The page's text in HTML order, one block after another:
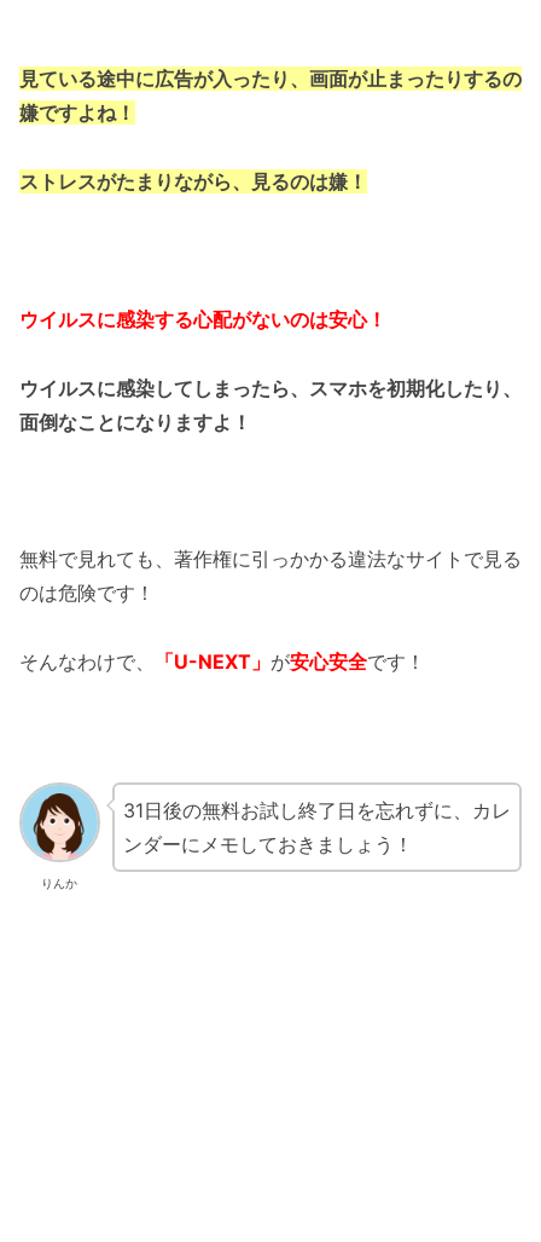
見ている途中に広告が入ったり、画面が止まったりするの
嫌ですよね！
ストレスがたまりながら、見るのは嫌！
ウイルスに感染する心配がないのは安心！
ウイルスに感染してしまったら、スマホを初期化したり、
面倒なことになりますよ！
無料で見れても、著作権に引っかかる違法なサイトで見る
のは危険です！
そんなわけで、 「U-NEXT」 が安心安全です！
りんか
31日後の無料お試し終了日を忘れずに、カレ
ンダーにメモしておきましょう！